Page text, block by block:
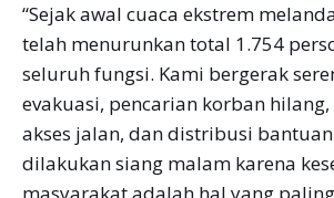
“Sejak awal cuaca ekstrem
telah menurunkan total 1.754
seluruh fungsi. Kami bergerak
evakuasi, pencarian korban
akses jalan, dan distribusi
dilakukan siang malam karena